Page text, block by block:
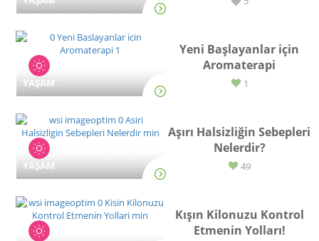
YAŞAM
Yeni Başlayanlar için
Aromaterapi
1
YAŞAM
Aşırı Halsizliğin Sebepleri
Nelerdir?
49
Kışın Kilonuzu Kontrol
Etmenin Yolları!